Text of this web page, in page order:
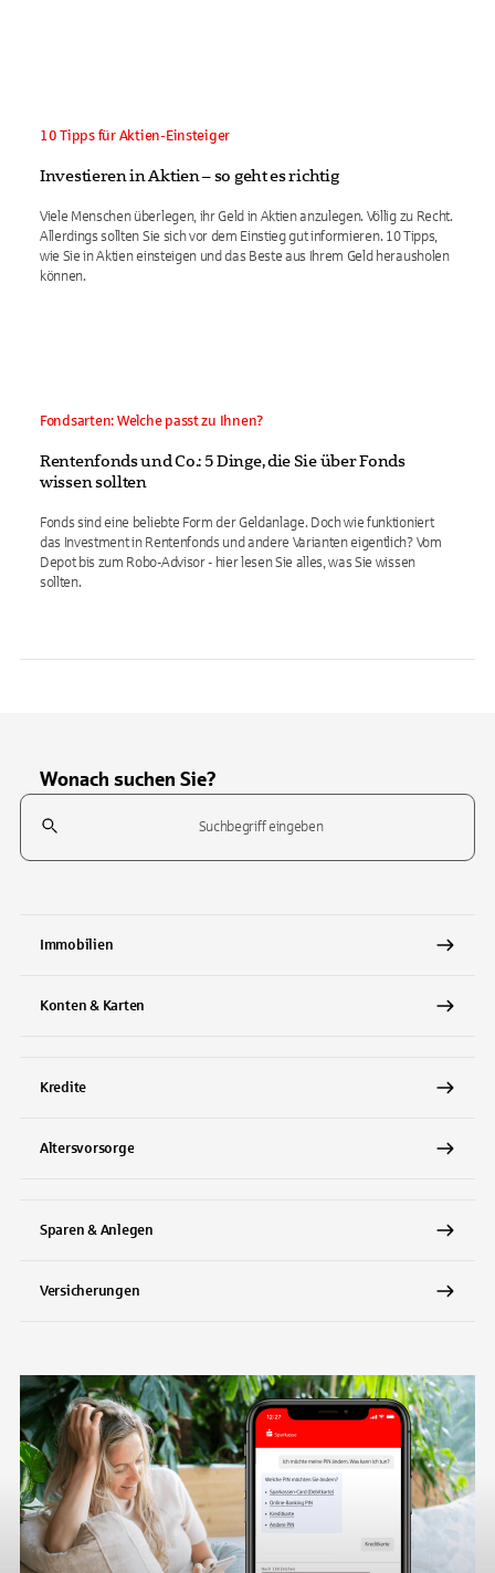
10 Tipps für Aktien-Einsteiger
Investieren in Aktien – so geht es richtig
Viele Menschen überlegen, ihr Geld in Aktien anzulegen. Völlig zu Recht.
Allerdings sollten Sie sich vor dem Einstieg gut informieren. 10 Tipps,
wie Sie in Aktien einsteigen und das Beste aus Ihrem Geld herausholen
können.
Fondsarten: Welche passt zu Ihnen?
Rentenfonds und Co.: 5 Dinge, die Sie über Fonds
wissen sollten
Fonds sind eine beliebte Form der Geldanlage. Doch wie funktioniert
das Investment in Rentenfonds und andere Varianten eigentlich? Vom
Depot bis zum Robo-Advisor - hier lesen Sie alles, was Sie wissen
sollten.
Wonach suchen Sie?
Suchfeld
Immobilien
Konten & Karten
Kredite
Altersvorsorge
Sparen & Anlegen
Versicherungen